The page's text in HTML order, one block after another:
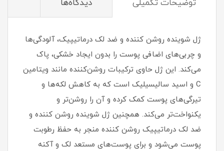
توضیحات تکمیلی دیدگاه‌ها
ژل شوینده روشن کننده و ضد لک درماتیپیک، آلودگی‌ها
و چربی‌های اضافی پوست را بدون ایجاد خشکی، پاک
می‌کند. این ژل حاوی ترکیبات روشن‌کننده مانند ویتامین
C و اسید سالیسیلیک است که به کاهش لکه‌ها و
تیرگی‌های پوست کمک کرده و آن را روشن‌تر و
یکنواخت‌تر می‌کند. همچنین ژل شوینده روشن کننده و
ضد لک درماتیپیک روشن کننده منجر به حفظ رطوبت
پوست می‌شود و برای پوست‌های مستعد لک و آکنه